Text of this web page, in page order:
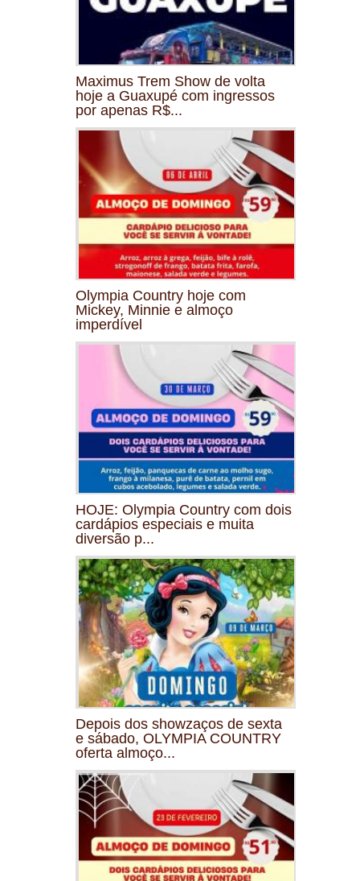
Maximus Trem Show de volta
hoje a Guaxupé com ingressos
por apenas R$...
Olympia Country hoje com
Mickey, Minnie e almoço
imperdível
HOJE: Olympia Country com dois
cardápios especiais e muita
diversão p...
Depois dos showzaços de sexta
e sábado, OLYMPIA COUNTRY
oferta almoço...